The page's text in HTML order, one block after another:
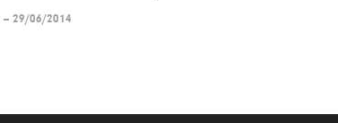
-- 29/06/2014